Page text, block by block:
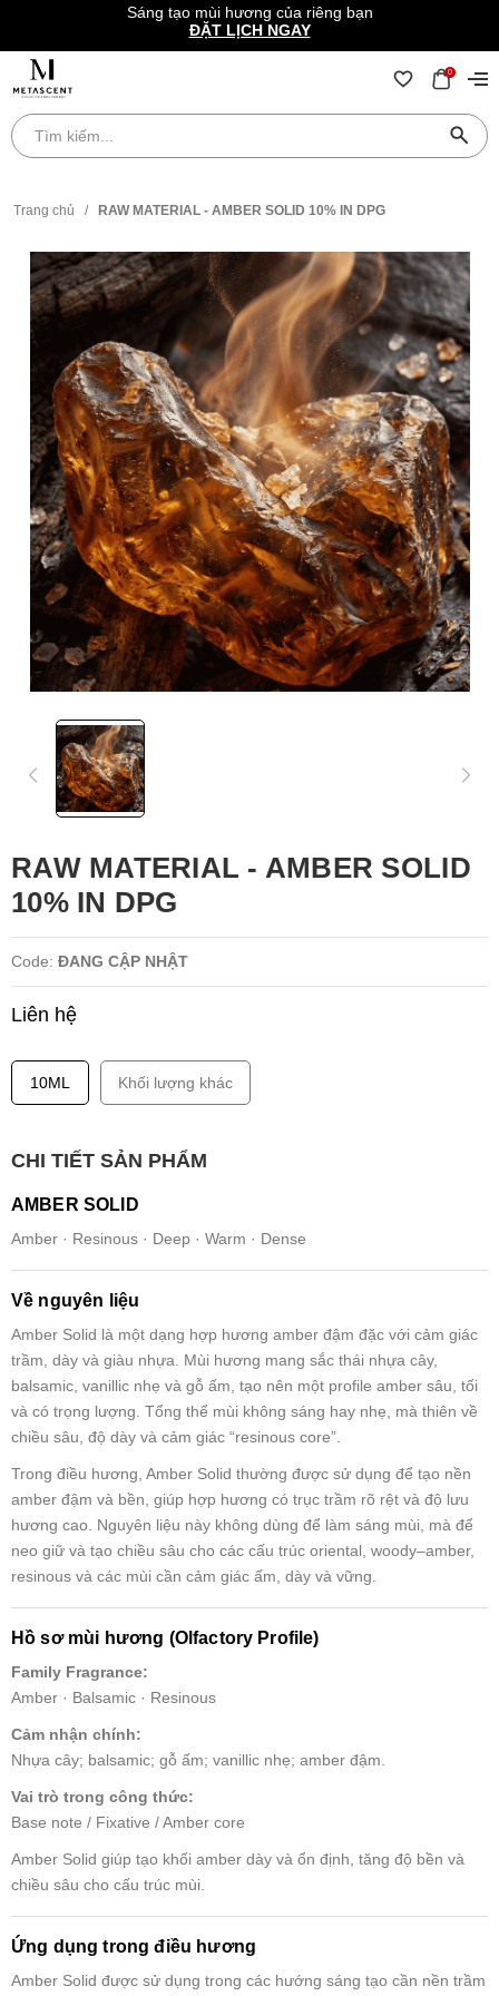
Sáng tạo mùi hương của riêng bạn
ĐẶT LỊCH NGAY
0
Trang chủ / RAW MATERIAL - AMBER SOLID 10% IN DPG
RAW MATERIAL - AMBER SOLID
10% IN DPG
Code: ĐANG CẬP NHẬT
Liên hệ
10ML Khối lượng khác
CHI TIẾT SẢN PHẨM
AMBER SOLID
Amber · Resinous · Deep · Warm · Dense
Về nguyên liệu
Amber Solid là một dạng hợp hương amber đậm đặc với cảm giác
trầm, dày và giàu nhựa. Mùi hương mang sắc thái nhựa cây,
balsamic, vanillic nhẹ và gỗ ấm, tạo nên một profile amber sâu, tối
và có trọng lượng. Tổng thể mùi không sáng hay nhẹ, mà thiên về
chiều sâu, độ dày và cảm giác “resinous core”.
Trong điều hương, Amber Solid thường được sử dụng để tạo nền
amber đậm và bền, giúp hợp hương có trục trầm rõ rệt và độ lưu
hương cao. Nguyên liệu này không dùng để làm sáng mùi, mà để
neo giữ và tạo chiều sâu cho các cấu trúc oriental, woody–amber,
resinous và các mùi cần cảm giác ấm, dày và vững.
Hồ sơ mùi hương (Olfactory Profile)
Family Fragrance:
Amber · Balsamic · Resinous
Cảm nhận chính:
Nhựa cây; balsamic; gỗ ấm; vanillic nhẹ; amber đậm.
Vai trò trong công thức:
Base note / Fixative / Amber core
Amber Solid giúp tạo khối amber dày và ổn định, tăng độ bền và
chiều sâu cho cấu trúc mùi.
Ứng dụng trong điều hương
Amber Solid được sử dụng trong các hướng sáng tạo cần nền trầm